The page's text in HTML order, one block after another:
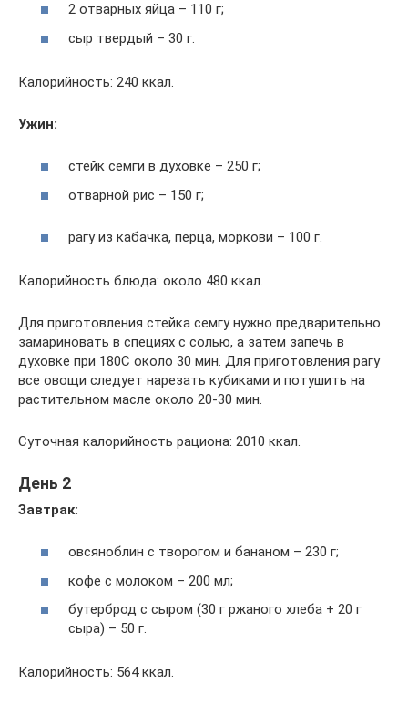
2 отварных яйца – 110 г;
сыр твердый – 30 г.
Калорийность: 240 ккал.
Ужин:
стейк семги в духовке – 250 г;
отварной рис – 150 г;
рагу из кабачка, перца, моркови – 100 г.
Калорийность блюда: около 480 ккал.
Для приготовления стейка семгу нужно предварительно
замариновать в специях с солью, а затем запечь в
духовке при 180С около 30 мин. Для приготовления рагу
все овощи следует нарезать кубиками и потушить на
растительном масле около 20-30 мин.
Суточная калорийность рациона: 2010 ккал.
День 2
Завтрак:
овсяноблин с творогом и бананом – 230 г;
кофе с молоком – 200 мл;
бутерброд с сыром (30 г ржаного хлеба + 20 г
сыра) – 50 г.
Калорийность: 564 ккал.